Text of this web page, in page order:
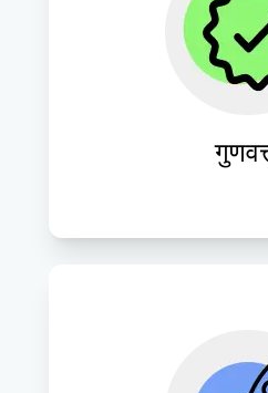
आईटी परामर्श के हर पहलू
करें, प्रदर्शन, सुरक्षा और
मानकों को